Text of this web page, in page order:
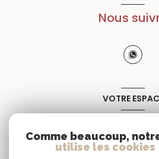
Nous
VOTRE
Comme beaucoup,
utilise les cookies